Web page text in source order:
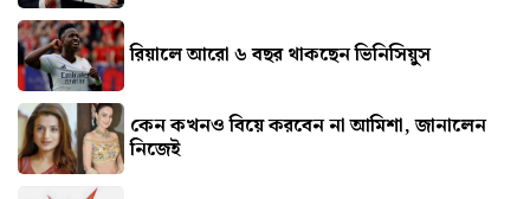
রিয়ালে আরো ৬ বছর থাকছেন ভিনিসিয়ুস
কেন কখনও বিয়ে করবেন না আমিশা, জানালেন
নিজেই